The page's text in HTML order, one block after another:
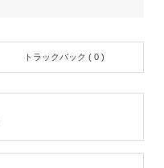
トラックバック ( 0 )